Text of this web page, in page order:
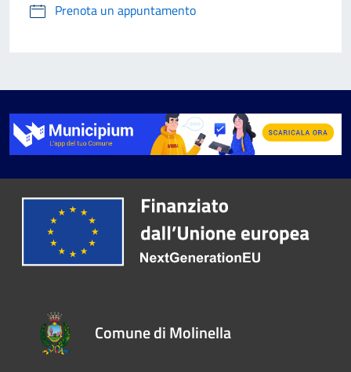
Prenota un appuntamento
Comune di Molinella